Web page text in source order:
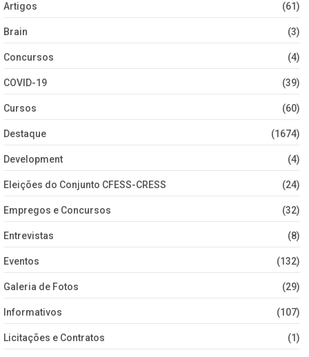
Artigos (61)
Brain (3)
Concursos (4)
COVID-19 (39)
Cursos (60)
Destaque (1674)
Development (4)
Eleições do Conjunto CFESS-CRESS (24)
Empregos e Concursos (32)
Entrevistas (8)
Eventos (132)
Galeria de Fotos (29)
Informativos (107)
Licitações e Contratos (1)